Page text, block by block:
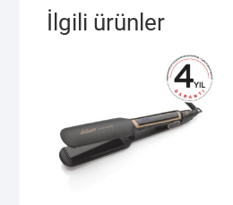
İlgili ürünler